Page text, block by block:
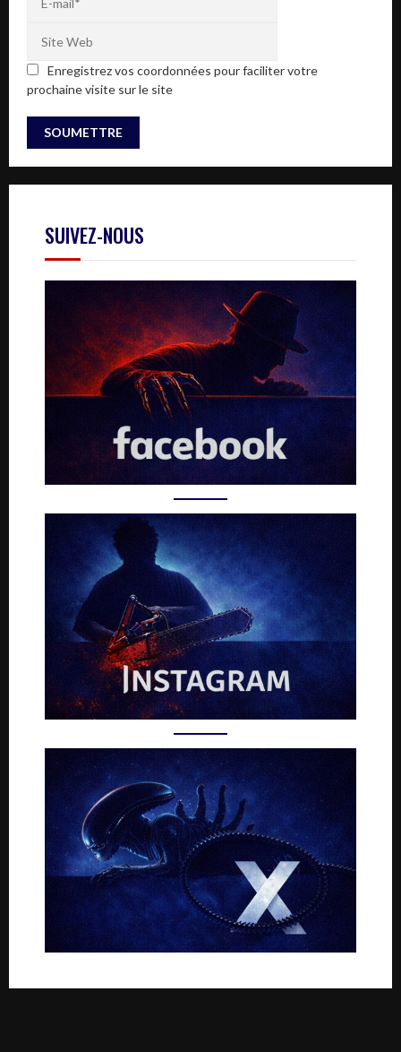
Enregistrez vos coordonnées pour faciliter votre
prochaine visite sur le site
SUIVEZ-NOUS